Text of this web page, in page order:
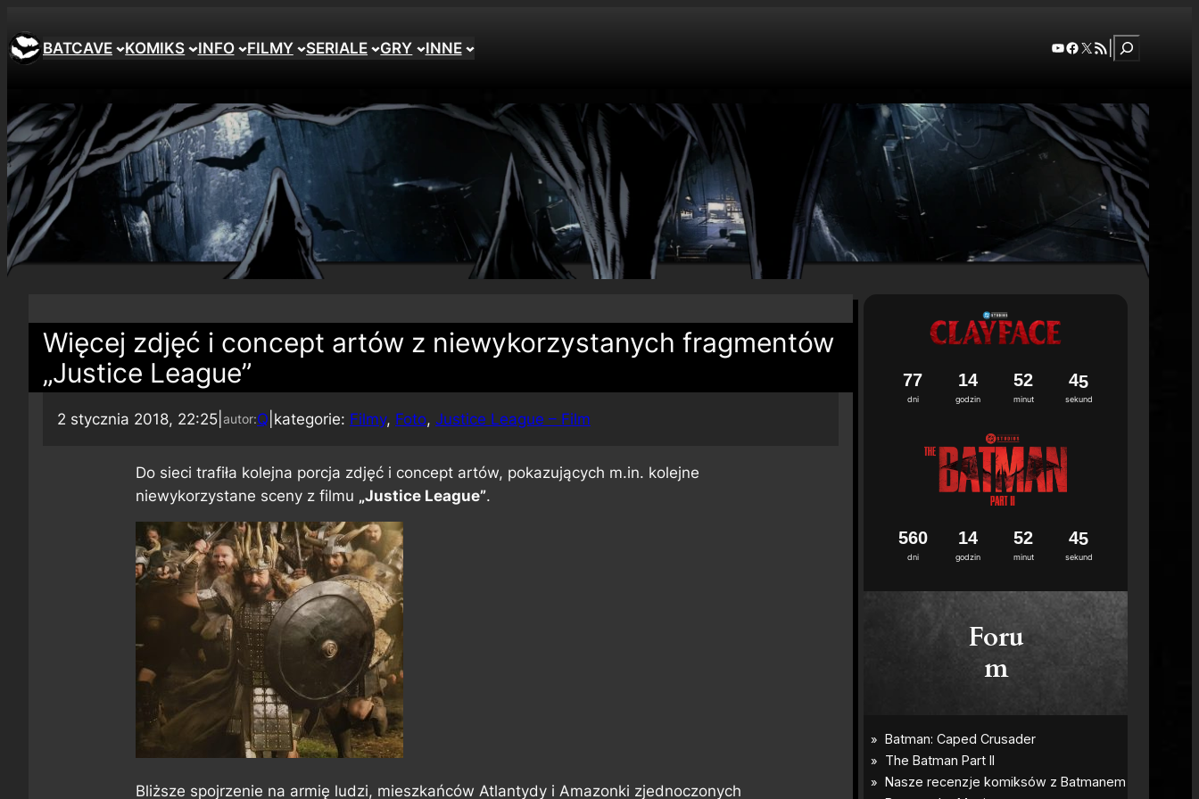
BATCAVE KOMIKS INFO FILMY SERIALE GRY INNE YouTube
Facebook
X RSS FeedSzukaj
Więcej zdjęć i concept artów z niewykorzystanych fragmentów
„Justice League”
2 stycznia 2018, 22:25 autor:Q kategorie: Filmy, Foto, Justice League – Film
Do sieci trafiła kolejna porcja zdjęć i concept artów, pokazujących m.in. kolejne
niewykorzystane sceny z filmu „Justice League”.
Bliższe spojrzenie na armię ludzi, mieszkańców Atlantydy i Amazonki zjednoczonych
dni
77
godzin
14
minut
52
sekund
43
dni
560
godzin
14
minut
52
sekund
43
4
Foru
m